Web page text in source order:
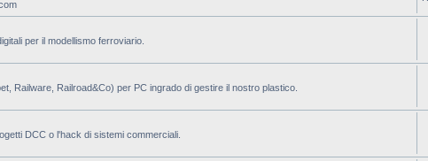
per il modellismo ferroviario.
Railware, Railroad&Co) per PC ingrado di gestire il nostro plastico.
DCC o l'hack di sistemi commerciali.